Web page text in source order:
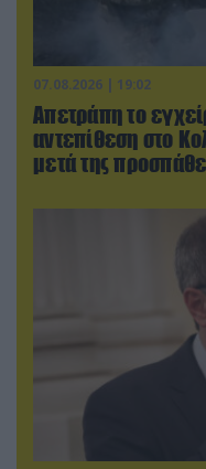
07.08.2026 | 19:02
Απετράπη το
αντεπίθεση στο
μετά της